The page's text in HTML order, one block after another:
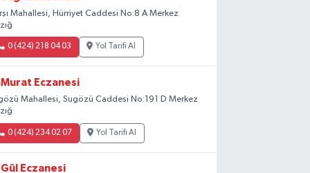
Mahallesi, Hürriyet Caddesi No:8 A Merkez
0 (424) 218 04 03 Yol Tarifi Al
Murat Eczanesi
Mahallesi, Sugözü Caddesi No:191 D Merkez
0 (424) 234 02 07 Yol Tarifi Al
Gül Eczanesi